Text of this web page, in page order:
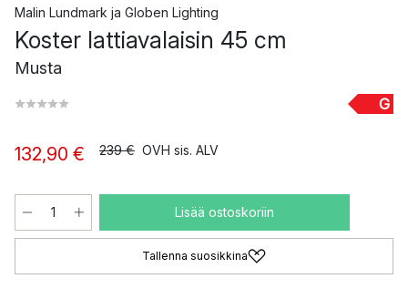
Malin Lundmark ja Globen Lighting
Koster lattiavalaisin 45 cm
Musta
G
132,90 € 239 € OVH sis. ALV
Lisää ostoskoriin
Tallenna suosikkina